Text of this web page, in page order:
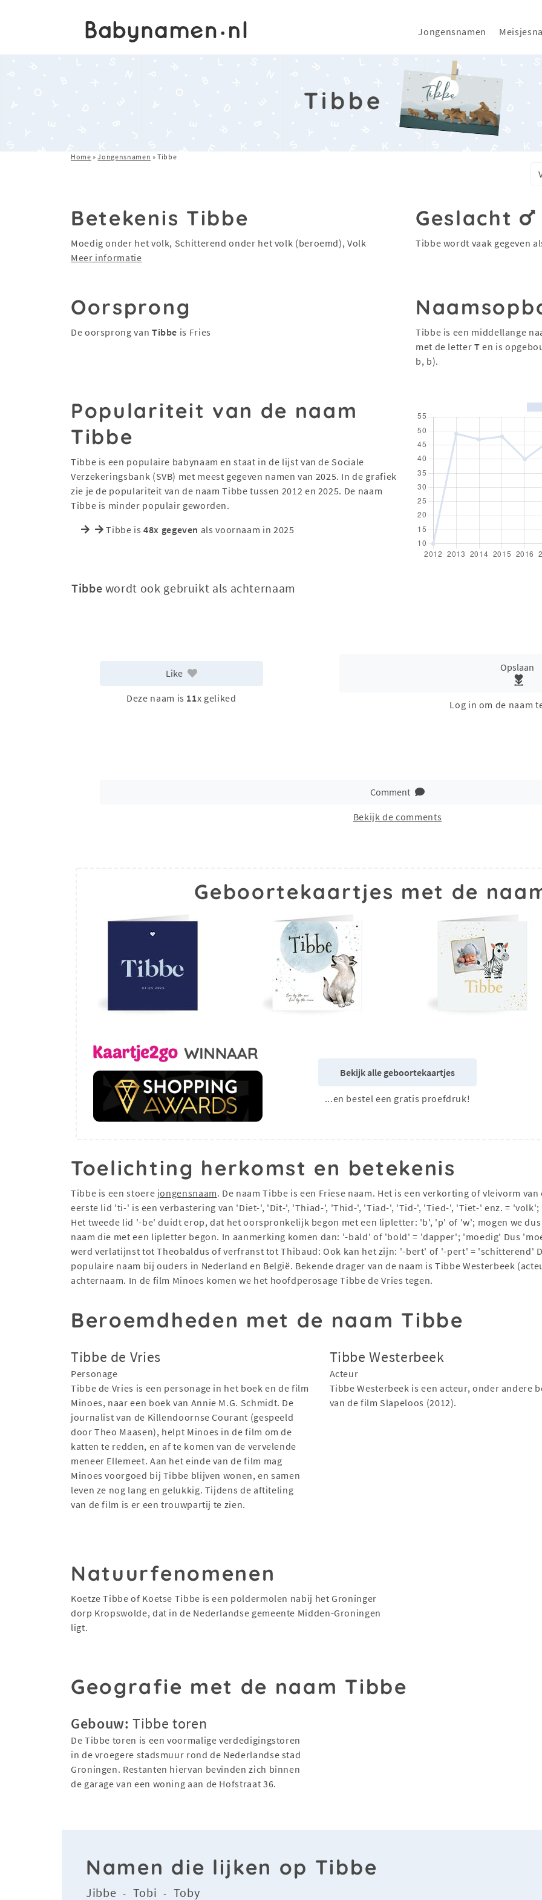
Jongensnamen
Tibbe
Home »Jongensnamen »Tibbe
Betekenis Tibbe
Moedig onder het volk, Schitterend onder het volk (beroemd), Volk
Meer informatie
Geslacht
Tibbe wordt vaak gegeven
Oorsprong
De oorsprong van Tibbe is Fries Tibbe is een middellange
met de letter T en is
b, b).
Populariteit van de naam
Tibbe
Tibbe is een populaire babynaam en staat in de lijst van de Sociale
Verzekeringsbank (SVB) met meest gegeven namen van 2025. In de grafiek
zie je de populariteit van de naam Tibbe tussen 2012 en 2025. De naam
Tibbe is minder populair geworden.
Tibbe is48x gegeven als voornaam in 2025
Tibbe wordt ook gebruikt als achternaam
Like
Deze naam is 11x geliked
Opslaan
Log in om de naam
Comment
Bekijk de comments
Geboortekaartjes met de
Bekijk alle geboortekaartjes
...en bestel een gratis proefdruk!
Toelichting herkomst en betekenis
Tibbe is een stoere jongensnaam. De naam Tibbe is een Friese naam. Het is een verkorting of vleivorm
eerste lid 'ti-' is een verbastering van 'Diet-', 'Dit-', 'Thiad-', 'Thid-', 'Tiad-', 'Tid-', 'Tied-', 'Tiet-' enz. =
Het tweede lid '-be' duidt erop, dat het oorspronkelijk begon met een lipletter: 'b', 'p' of 'w'; mogen we dus
naam die met een lipletter begon. In aanmerking komen dan: '-bald' of 'bold' = 'dapper'; 'moedig' Dus
werd verlatijnst tot Theobaldus of verfranst tot Thibaud: Ook kan het zijn: '-bert' of '-pert' = 'schitterend'
populaire naam bij ouders in Nederland en België. Bekende drager van de naam is Tibbe Westerbeek
achternaam. In de film Minoes komen we het hoofdperosage Tibbe de Vries tegen.
Beroemdheden met de naam Tibbe
Tibbe de Vries
Personage
Tibbe de Vries is een personage in het boek en de film
Minoes, naar een boek van Annie M.G. Schmidt. De
journalist van de Killendoornse Courant (gespeeld
door Theo Maasen), helpt Minoes in de film om de
katten te redden, en af te komen van de vervelende
meneer Ellemeet. Aan het einde van de film mag
Minoes voorgoed bij Tibbe blijven wonen, en samen
leven ze nog lang en gelukkig. Tijdens de aftiteling
van de film is er een trouwpartij te zien.
Tibbe Westerbeek
Acteur
Tibbe Westerbeek is een acteur, onder andere
van de film Slapeloos (2012).
Natuurfenomenen
Koetze Tibbe of Koetse Tibbe is een poldermolen nabij het Groninger
dorp Kropswolde, dat in de Nederlandse gemeente Midden-Groningen
ligt.
Geografie met de naam Tibbe
Gebouw: Tibbe toren
De Tibbe toren is een voormalige verdedigingstoren
in de vroegere stadsmuur rond de Nederlandse stad
Groningen. Restanten hiervan bevinden zich binnen
de garage van een woning aan de Hofstraat 36.
Namen die lijken op Tibbe
Jibbe - Tobi - Toby